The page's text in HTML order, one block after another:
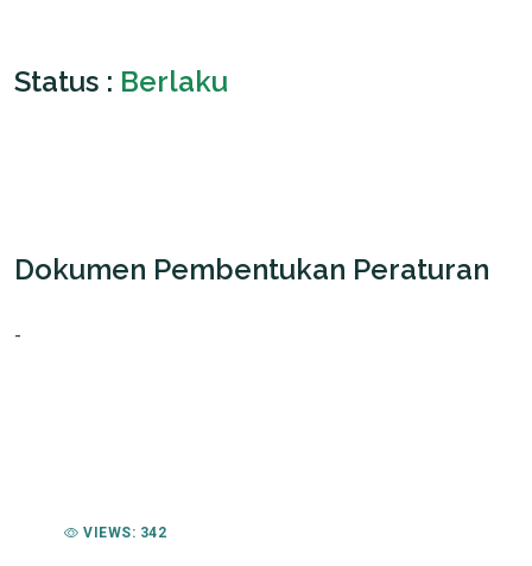
Status : Berlaku
Dokumen Pembentukan Peraturan
-
VIEWS: 342